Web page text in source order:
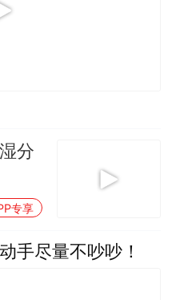
分
专享
手尽量不吵吵！